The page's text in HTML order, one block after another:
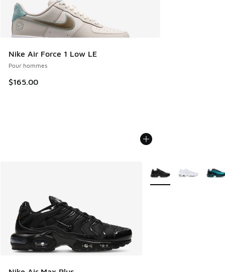
Nike Air Force 1 Low LE
Pour hommes
$165.00
Plus de couleurs